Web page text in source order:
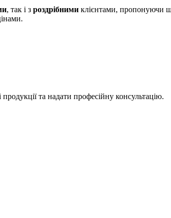
, так і з роздрібними клієнтами, пропонуючи
та надати професійну консультацію.